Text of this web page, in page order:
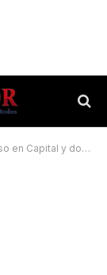
y dos en el Interior